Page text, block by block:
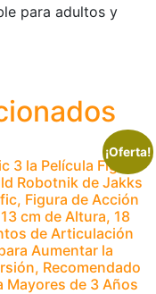
para adultos y
¡Oferta!
3 la Película Figura
Robotnik de Jakks
Figura de Acción
cm de Altura, 18
de Articulación
Aumentar la
Recomendado
Mayores de 3 Años